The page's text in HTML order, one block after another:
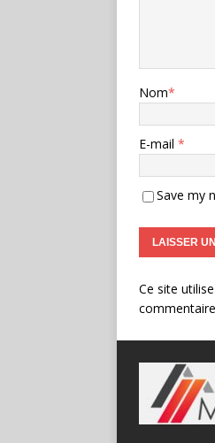
Nom*
E-mail *
Save my
Ce site